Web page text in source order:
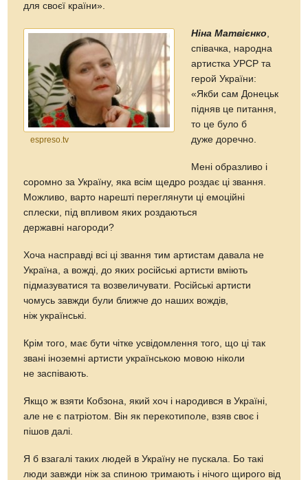
для своєї країни».
espreso.tv
Ніна Матвієнко,
співачка, народна
артистка УРСР та
герой України:
«Якби сам Донецьк
підняв це питання,
то це було б
дуже доречно.
Мені образливо і
соромно за Україну, яка всім щедро роздає ці звання.
Можливо, варто нарешті переглянути ці емоційні
сплески, під впливом яких роздаються
державні нагороди?
Хоча насправді всі ці звання тим артистам давала не
Україна, а вожді, до яких російські артисти вміють
підмазуватися та возвеличувати. Російські артисти
чомусь завжди були ближче до наших вождів,
ніж українські.
Крім того, має бути чітке усвідомлення того, що ці так
звані іноземні артисти українською мовою ніколи
не заспівають.
Якщо ж взяти Кобзона, який хоч і народився в Україні,
але не є патріотом. Він як перекотиполе, взяв своє і
пішов далі.
Я б взагалі таких людей в Україну не пускала. Бо такі
люди завжди ніж за спиною тримають і нічого щирого від